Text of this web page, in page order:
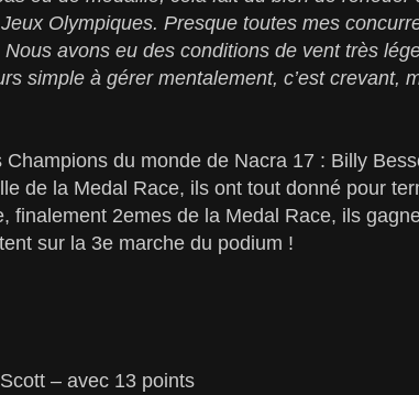
Olympiques. Presque toutes mes
avons eu des conditions de vent très
simple à gérer mentalement, c’est crevant,
Champions du monde de Nacra 17 : Billy
de la Medal Race, ils ont tout donné pour
finalement 2emes de la Medal Race, ils
sur la 3e marche du podium !
– avec 13 points